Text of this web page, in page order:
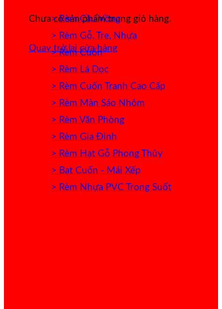
Chưa có sản phẩm trong giỏ hàng.
Quay trở lại cửa hàng
> Rèm Cầu Vồng
> Rèm Gỗ, Tre, Nhựa
> Rèm Cuốn
> Rèm Lá Dọc
> Rèm Cuốn Tranh Cao Cấp
> Rèm Màn Sáo Nhôm
> Rèm Văn Phòng
> Rèm Gia Đình
> Rèm Hạt Gỗ Phong Thủy
> Bạt Cuốn - Mái Xếp
> Rèm Nhựa PVC Trong Suốt